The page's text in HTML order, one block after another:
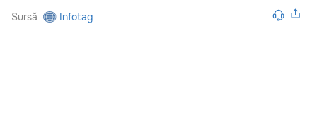
Sursă Infotag